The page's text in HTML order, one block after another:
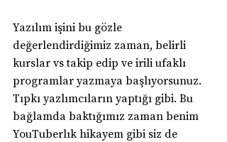
Yazılım işini bu gözle
değerlendirdiğimiz zaman, belirli
kurslar vs takip edip ve irili ufaklı
programlar yazmaya başlıyorsunuz.
Tıpkı yazlımcıların yaptığı gibi. Bu
bağlamda baktığımız zaman benim
YouTuberlık hikayem gibi siz de